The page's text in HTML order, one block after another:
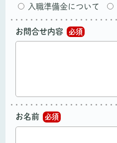
入職準備金について
お問合せ内容 必須
お名前 必須